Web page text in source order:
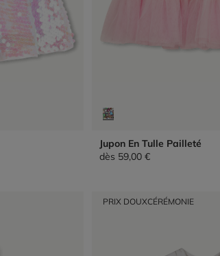
Jupon En Tulle Pailleté
dès 59,00 €
PRIX DOUXCÉRÉMONIE